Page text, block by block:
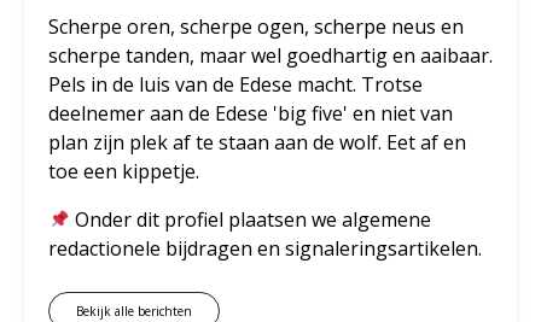
Scherpe oren, scherpe ogen, scherpe neus en
scherpe tanden, maar wel goedhartig en aaibaar.
Pels in de luis van de Edese macht. Trotse
deelnemer aan de Edese 'big five' en niet van
plan zijn plek af te staan aan de wolf. Eet af en
toe een kippetje.
Onder dit profiel plaatsen we algemene
redactionele bijdragen en signaleringsartikelen.
Bekijk alle berichten